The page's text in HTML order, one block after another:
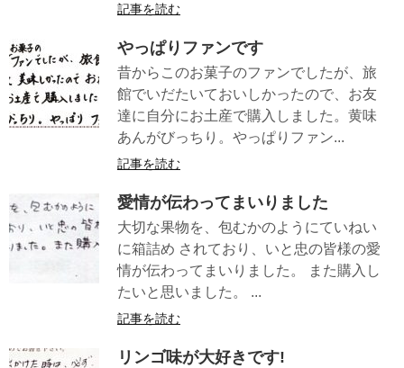
記事を読む
やっぱりファンです
昔からこのお菓子のファンでしたが、旅
館でいだたいておいしかったので、お友
達に自分にお土産で購入しました。黄味
あんがびっちり。やっぱりファン...
記事を読む
愛情が伝わってまいりました
大切な果物を、包むかのようにていねい
に箱詰め されており、いと忠の皆様の愛
情が伝わってまいりました。 また購入し
たいと思いました。 ...
記事を読む
リンゴ味が大好きです!